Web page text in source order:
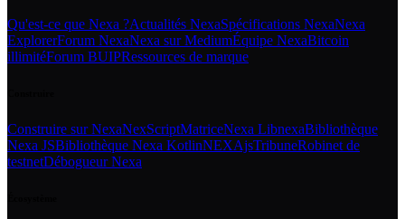
Qu'est-ce que Nexa ?Actualités NexaSpécifications NexaNexa
ExplorerForum NexaNexa sur MediumÉquipe NexaBitcoin
illimitéForum BUIPRessources de marque
Construire sur NexaNexScriptMatriceNexa LibnexaBibliothèque
Nexa JSBibliothèque Nexa KotlinNEXAjsTribuneRobinet de
testnetDébogueur Nexa